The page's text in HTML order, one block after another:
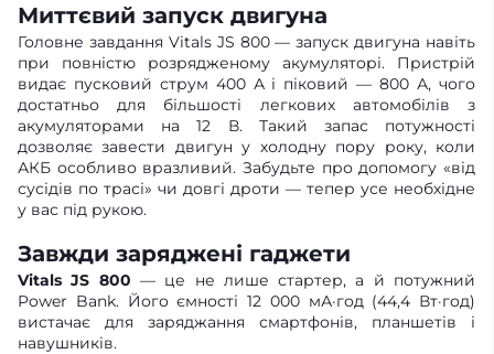
Миттєвий запуск двигуна
Головне завдання Vitals JS 800 — запуск двигуна навіть
при повністю розрядженому акумуляторі. Пристрій
видає пусковий струм 400 А і піковий — 800 А, чого
достатньо для більшості легкових автомобілів з
акумуляторами на 12 В. Такий запас потужності
дозволяє завести двигун у холодну пору року, коли
АКБ особливо вразливий. Забудьте про допомогу «від
сусідів по трасі» чи довгі дроти — тепер усе необхідне
у вас під рукою.
Завжди заряджені гаджети
Vitals JS 800 — це не лише стартер, а й потужний
Power Bank. Його ємності 12 000 мА·год (44,4 Вт·год)
вистачає для заряджання смартфонів, планшетів і
навушників.